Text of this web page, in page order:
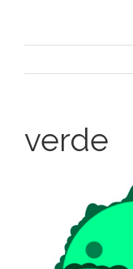
verde